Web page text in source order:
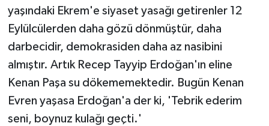
yaşındaki Ekrem'e siyaset yasağı getirenler 12
Eylülcülerden daha gözü dönmüştür, daha
darbecidir, demokrasiden daha az nasibini
almıştır. Artık Recep Tayyip Erdoğan'ın eline
Kenan Paşa su dökememektedir. Bugün Kenan
Evren yaşasa Erdoğan'a der ki, 'Tebrik ederim
seni, boynuz kulağı geçti.'